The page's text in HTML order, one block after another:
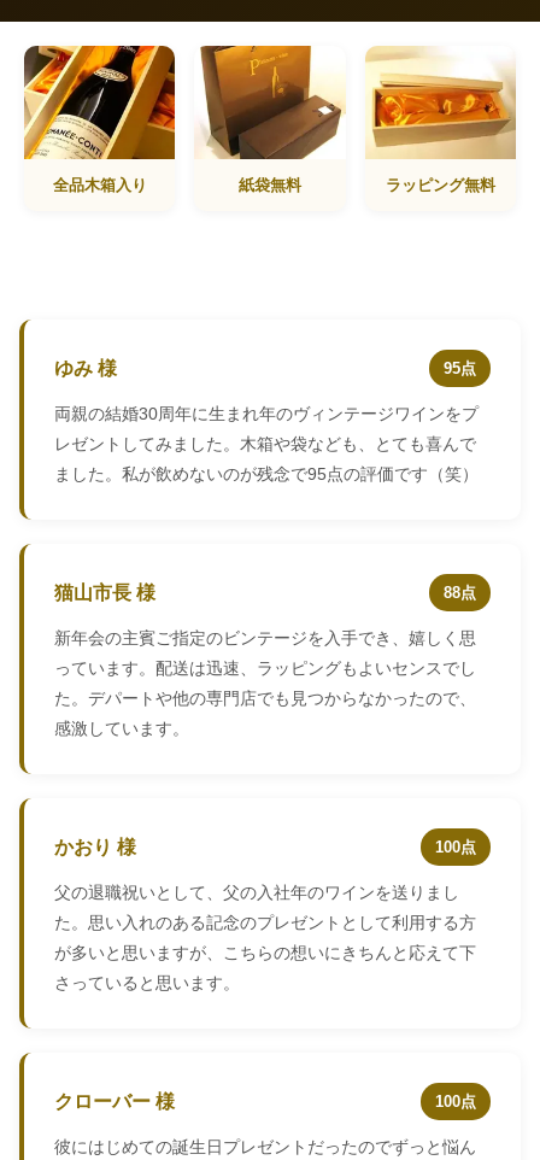
全品木箱入り 紙袋無料 ラッピング無料
ゆみ 様 95点
両親の結婚30周年に生まれ年のヴィンテージワインをプ
レゼントしてみました。木箱や袋なども、とても喜んで
ました。私が飲めないのが残念で95点の評価です（笑）
猫山市長 様 88点
新年会の主賓ご指定のビンテージを入手でき、嬉しく思
っています。配送は迅速、ラッピングもよいセンスでし
た。デパートや他の専門店でも見つからなかったので、
感激しています。
かおり 様 100点
父の退職祝いとして、父の入社年のワインを送りまし
た。思い入れのある記念のプレゼントとして利用する方
が多いと思いますが、こちらの想いにきちんと応えて下
さっていると思います。
クローバー 様 100点
彼にはじめての誕生日プレゼントだったのでずっと悩ん